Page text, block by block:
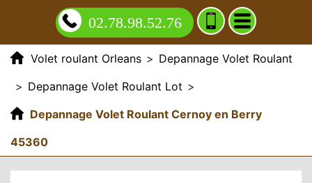
02.78.98.52.76
Volet roulant Orleans > Depannage Volet Roulant
> Depannage Volet Roulant Lot >
Depannage Volet Roulant Cernoy en Berry
45360